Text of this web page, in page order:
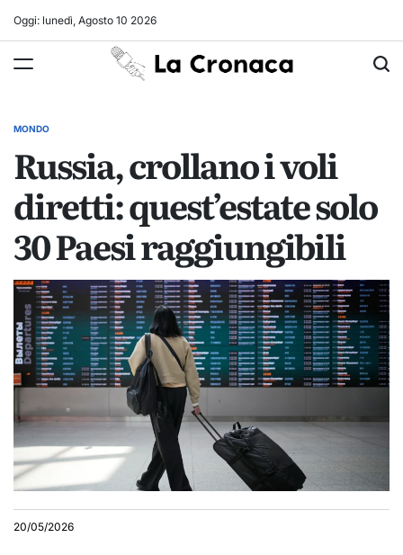
Oggi: lunedì, Agosto 10 2026
La
Cronaca
POSTED
MONDO
Russia, crollano i voli
diretti: quest’estate solo
30 Paesi raggiungibili
20/05/2026